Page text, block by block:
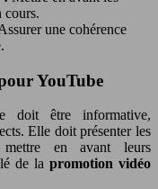
cours.
une cohérence
YouTube
doit être informative,
Elle doit présenter les
en avant leurs
de la promotion vidéo